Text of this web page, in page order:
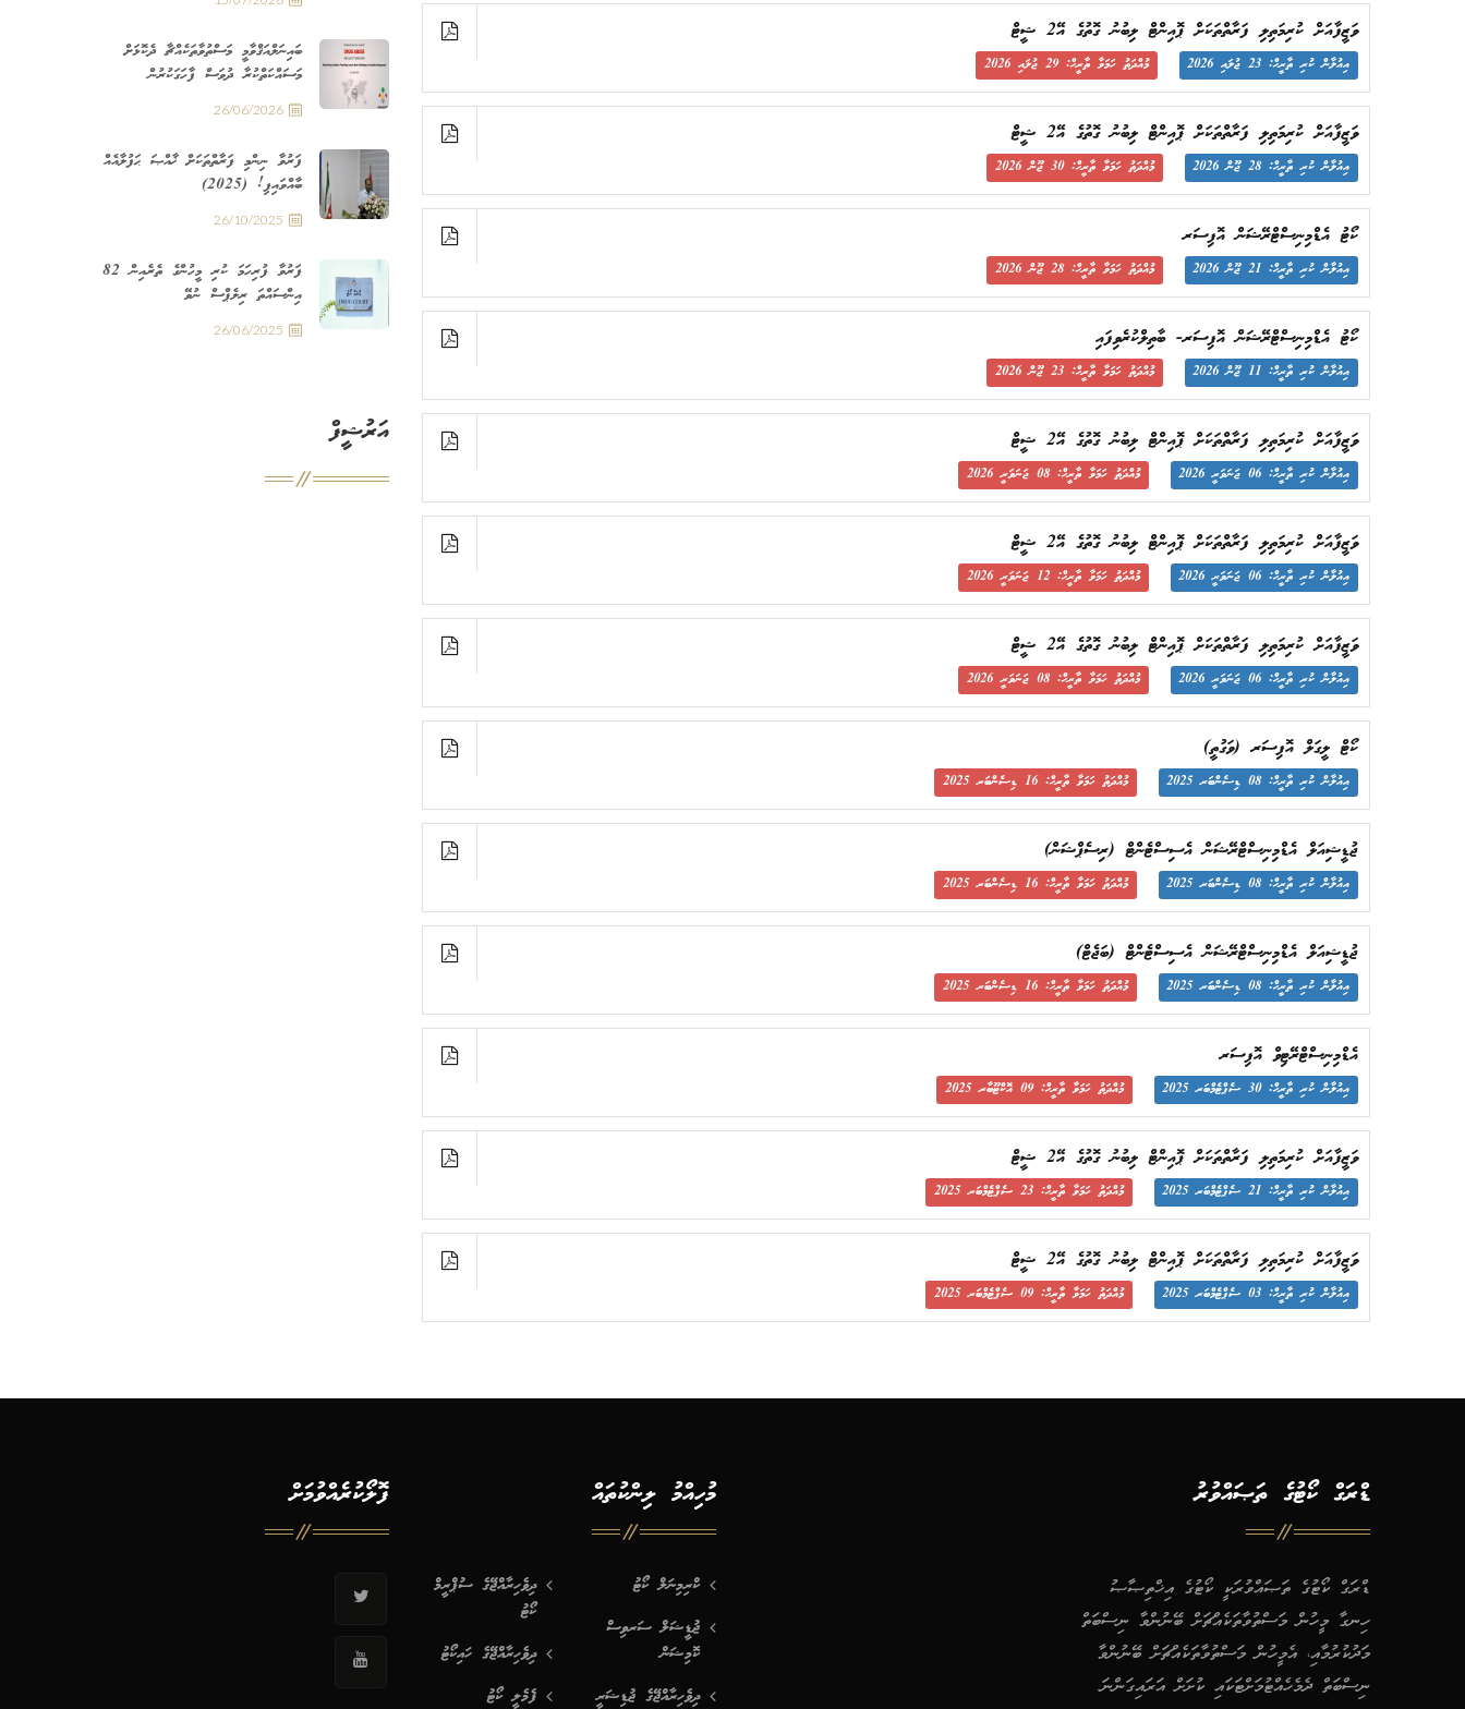
ވަޒީފާއަށް ކުރިމަތިލި ފަރާތްތަކަށް ޕޮއިންޓް ލިބުނު ގޮތުގެ އޭ2 ޝީޓް
އިއުލާން ކުރި ތާރީޙް: 23 ޖުލައި 2026 މުއްދަތު ހަމަވާ ތާރީޙް: 29 ޖުލައި 2026
ވަޒީފާއަށް ކުރިމަތިލި ފަރާތްތަކަށް ޕޮއިންޓް ލިބުނު ގޮތުގެ އޭ2 ޝީޓް
އިއުލާން ކުރި ތާރީޙް: 28 ޖޫން 2026 މުއްދަތު ހަމަވާ ތާރީޙް: 30 ޖޫން 2026
ކޯޓު އެޑްމިނިސްޓްރޭޝަން އޮފިސަރ
އިއުލާން ކުރި ތާރީޙް: 21 ޖޫން 2026 މުއްދަތު ހަމަވާ ތާރީޙް: 28 ޖޫން 2026
ކޯޓު އެޑްމިނިސްޓްރޭޝަން އޮފިސަރ- ބާތިލްކުރެވިފައި
އިއުލާން ކުރި ތާރީޙް: 11 ޖޫން 2026 މުއްދަތު ހަމަވާ ތާރީޙް: 23 ޖޫން 2026
ވަޒީފާއަށް ކުރިމަތިލި ފަރާތްތަކަށް ޕޮއިންޓް ލިބުނު ގޮތުގެ އޭ2 ޝީޓް
އިއުލާން ކުރި ތާރީޙް: 06 ޖަނަވަރީ 2026 މުއްދަތު ހަމަވާ ތާރީޙް: 08 ޖަނަވަރީ 2026
ވަޒީފާއަށް ކުރިމަތިލި ފަރާތްތަކަށް ޕޮއިންޓް ލިބުނު ގޮތުގެ އޭ2 ޝީޓް
އިއުލާން ކުރި ތާރީޙް: 06 ޖަނަވަރީ 2026 މުއްދަތު ހަމަވާ ތާރީޙް: 12 ޖަނަވަރީ 2026
ވަޒީފާއަށް ކުރިމަތިލި ފަރާތްތަކަށް ޕޮއިންޓް ލިބުނު ގޮތުގެ އޭ2 ޝީޓް
އިއުލާން ކުރި ތާރީޙް: 06 ޖަނަވަރީ 2026 މުއްދަތު ހަމަވާ ތާރީޙް: 08 ޖަނަވަރީ 2026
ކޯޓް ލީގަލް އޮފިސަރ (ވަގުތީ)
އިއުލާން ކުރި ތާރީޙް: 08 ޑިސެންބަރ 2025 މުއްދަތު ހަމަވާ ތާރީޙް: 16 ޑިސެންބަރ 2025
ޖުޑީޝިއަލް އެޑްމިނިސްޓްރޭޝަން އެސިސްޓެންޓް (ރިސެޕްޝަން)
އިއުލާން ކުރި ތާރީޙް: 08 ޑިސެންބަރ 2025 މުއްދަތު ހަމަވާ ތާރީޙް: 16 ޑިސެންބަރ 2025
ޖުޑީޝިއަލް އެޑްމިނިސްޓްރޭޝަން އެސިސްޓެންޓް (ބަޖެޓް)
އިއުލާން ކުރި ތާރީޙް: 08 ޑިސެންބަރ 2025 މުއްދަތު ހަމަވާ ތާރީޙް: 16 ޑިސެންބަރ 2025
އެޑްމިނިސްޓްރޭޓިވް އޮފިސަރ
އިއުލާން ކުރި ތާރީޙް: 30 ސެޕްޓެމްބަރ 2025 މުއްދަތު ހަމަވާ ތާރީޙް: 09 އޮކްޓޫބާރ 2025
ވަޒީފާއަށް ކުރިމަތިލި ފަރާތްތަކަށް ޕޮއިންޓް ލިބުނު ގޮތުގެ އޭ2 ޝީޓް
އިއުލާން ކުރި ތާރީޙް: 21 ސެޕްޓެމްބަރ 2025 މުއްދަތު ހަމަވާ ތާރީޙް: 23 ސެޕްޓެމްބަރ 2025
ވަޒީފާއަށް ކުރިމަތިލި ފަރާތްތަކަށް ޕޮއިންޓް ލިބުނު ގޮތުގެ އޭ2 ޝީޓް
އިއުލާން ކުރި ތާރީޙް: 03 ސެޕްޓެމްބަރ 2025 މުއްދަތު ހަމަވާ ތާރީޙް: 09 ސެޕްޓެމްބަރ 2025
ބައިނަލްއަޤްވާމީ މަސްތުވާތަކެއްޗާ ދެކޮޅަށް
މަސައްކަތްކުރާ ދުވަސް ފާހަގަކުރުން
26/06/2026
ފަރުވާ ނިންމި ފަރާތްތަކަށް ޚާއްޞަ ޙަފުލާއެއް
ބާއްވައިފި! (2025)
26/10/2025
ފަރުވާ ފުރިހަމަ ކުރި މީހުންގެ ތެރެއިން 82
އިންސައްތަ ރިލެޕްސް ނުވޭ
26/06/2025
އަރުޝީފް
ޑްރަގް ކޯޓުގެ ތަޞައްވުރު
ޑްރަގް ކޯޓުގެ ތަޞައްވުރަކީ ކޯޓުގެ އިޚްތިޞާޞު
ހިނގާ މީހުން މަސްތުވާތަކެއްޗަށް ބޭނުންވާ ނިސްބަތް
މަދުކުރުމާއި، އެމީހުން މަސްތުވާތަކެއްޗަށް ބޭނުންވާ
ނިސްބަތް ދެމެހެއްޓުމަށްޓަކައި ކުށަށް އަރައިގަންނަ
ފޮލޯކުރެއްވުމަށް މުހިއްމު ލިންކުތައް
ދިވެހިރާއްޖޭގެ ސުޕްރީމް
ކޯޓު
ދިވެހިރާއްޖޭގެ ހައިކޯޓު
ފެމެލީ ކޯޓު
ކްރިމިނަލް ކޯޓު
ޖުޑީޝަލް ސަރވިސް
ކޮމިޝަން
ދިވެހިރާއްޖޭގެ ޖުޑިޝަރީ